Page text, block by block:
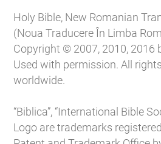
Holy Bible, New Romanian
(Noua Traducere În Limba
Copyright © 2007, 2010, 2016
Used with permission. All
worldwide.
“Biblica”, “International Bible
Logo are trademarks